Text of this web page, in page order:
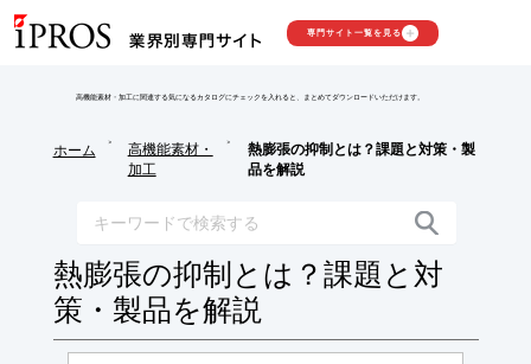
専門サイト一覧を見る
高機能素材・加工に関連する気になるカタログにチェックを入れると、まとめてダウンロードいただけます。
ホーム
>
高機能素材・
加工
>
熱膨張の抑制とは？課題と対策・製
品を解説
熱膨張の抑制とは？課題と対
策・製品を解説